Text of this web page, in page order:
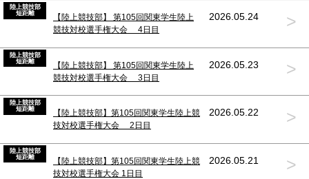
陸上競技部
短距離
【陸上競技部】 第105回関東学生陸上
競技対校選手権大会 4日目
2026.05.24 >
陸上競技部
短距離
【陸上競技部】 第105回関東学生陸上
競技対校選手権大会 3日目
2026.05.23 >
陸上競技部
短距離
【陸上競技部】第105回関東学生陸上競
技対校選手権大会 2日目
2026.05.22 >
陸上競技部
短距離
【陸上競技部】第105回関東学生陸上競
技対校選手権大会 1日目
2026.05.21 >